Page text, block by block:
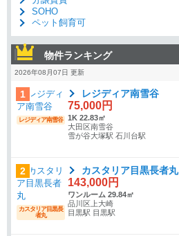
SOHO
ペット飼育可
物件ランキング
2026年08月07日 更新
1
レジディア南雪谷
レジディア南雪谷
75,000円
1K 22.83㎡
大田区南雪谷
雪が谷大塚駅 石川台駅
2
カスタリア目黒長
者丸
カスタリア目黒長者丸
143,000円
ワンルーム 29.84㎡
品川区上大崎
目黒駅 目黒駅